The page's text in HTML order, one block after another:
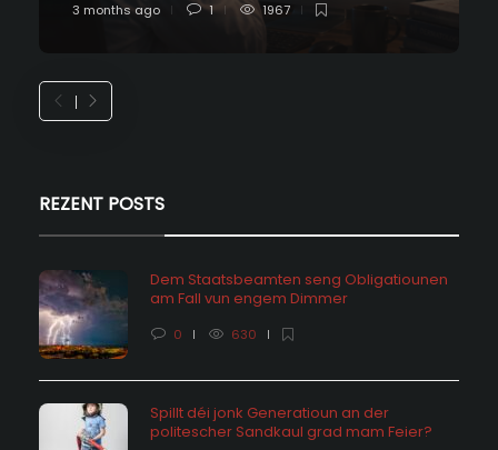
3 months ago 1 1967
REZENT POSTS
Dem Staatsbeamten seng Obligatiounen
am Fall vun engem Dimmer
0 630
Spillt déi jonk Generatioun an der
politescher Sandkaul grad mam Feier?